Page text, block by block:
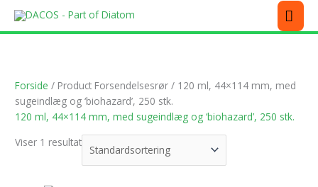
indholdet
Forside / Product Forsendelsesrør / 120 ml, 44×114 mm, med
sugeindlæg og ‘biohazard’, 250 stk.
120 ml, 44×114 mm, med sugeindlæg og ‘biohazard’, 250 stk.
Viser 1 resultat